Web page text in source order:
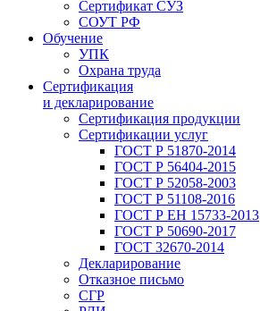
Сертификат СУЗ
СОУТ РФ
Обучение
УПК
Охрана труда
Сертификация
и декларирование
Сертификация продукции
Сертификации услуг
ГОСТ Р 51870-2014
ГОСТ Р 56404-2015
ГОСТ Р 52058-2003
ГОСТ Р 51108-2016
ГОСТ Р ЕН 15733-2013
ГОСТ Р 50690-2017
ГОСТ 32670-2014
Декларирование
Отказное письмо
СГР